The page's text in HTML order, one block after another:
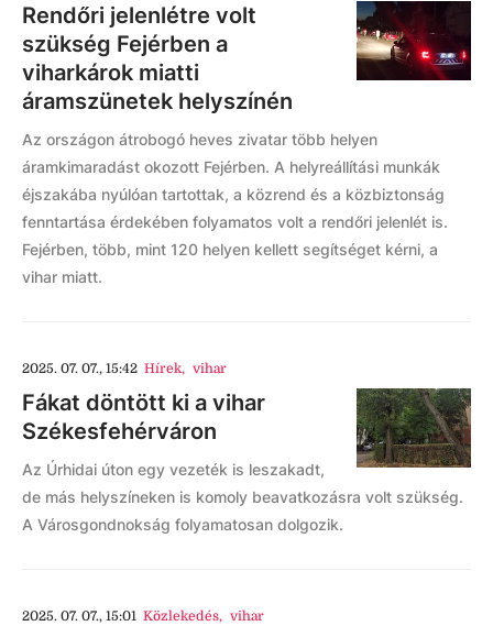
Rendőri jelenlétre volt
szükség Fejérben a
viharkárok miatti
áramszünetek helyszínén
Az országon átrobogó heves zivatar több helyen
áramkimaradást okozott Fejérben. A helyreállítási munkák
éjszakába nyúlóan tartottak, a közrend és a közbiztonság
fenntartása érdekében folyamatos volt a rendőri jelenlét is.
Fejérben, több, mint 120 helyen kellett segítséget kérni, a
vihar miatt.
2025. 07. 07., 15:42 Hírek, vihar
Fákat döntött ki a vihar
Székesfehérváron
Az Úrhidai úton egy vezeték is leszakadt,
de más helyszíneken is komoly beavatkozásra volt szükség.
A Városgondnokság folyamatosan dolgozik.
2025. 07. 07., 15:01 Közlekedés, vihar